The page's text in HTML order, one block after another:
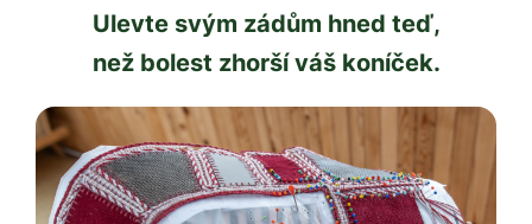
Ulevte svým zádům hned teď,
než bolest zhorší váš koníček.